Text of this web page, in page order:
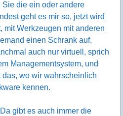
die ein oder andere
geht es mir so, jetzt wird
mit Werkzeugen mit anderen
einen Schrank auf,
auch nur virtuell, sprich
Managementsystem, und
wo wir wahrscheinlich
kennen.
gibt es auch immer die